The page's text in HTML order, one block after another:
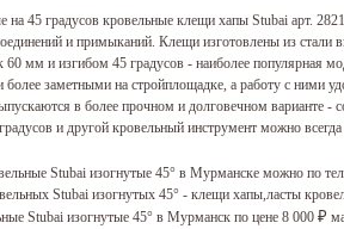
на 45 градусов кровельные клещи хапы Stubai арт.
и примыканий. Клещи изготовлены из стали
мм и изгибом 45 градусов - наиболее популярная
более заметными на стройплощадке, а работу с ними
в более прочном и долговечном варианте
и другой кровельный инструмент можно
Stubai изогнутые 45° в Мурманске можно по
Stubai изогнутых 45° - клещи хапы,ласты
Stubai изогнутые 45° в Мурманск по цене 8 000 ₽